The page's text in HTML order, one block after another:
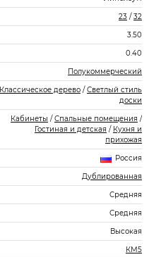
23 / 32
3.50
0.40
Полукоммерческий
Классическое дерево / Светлый стиль
доски
Кабинеты / Спальные помещения /
Гостиная и детская / Кухня и
прихожая
Россия
Дублированная
Средняя
Средняя
Высокая
КМ5